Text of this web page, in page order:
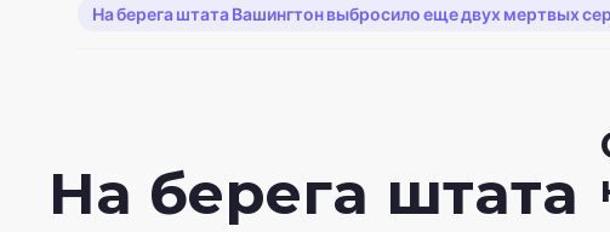
На берега штата Вашингтон выбросило еще двух мертвых
На берега штата